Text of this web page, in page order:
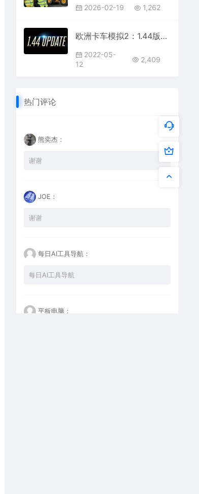
2026-02-19 1,262
欧洲卡车模拟2：1.44版本正式推出
2022-05-
12
2,409
热门评论
熊奕杰：
谢谢
JOE：
谢谢
每日AI工具导航：
每日AI工具导航
平板电脑：